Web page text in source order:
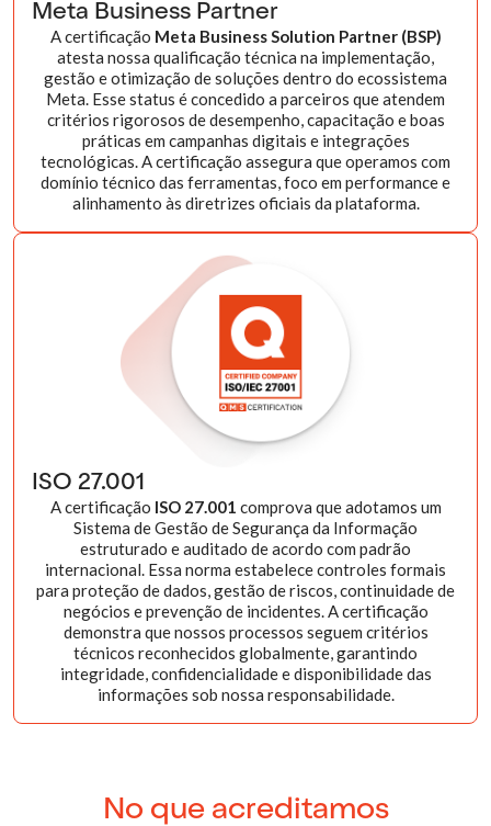
Meta Business Partner
A certificação Meta Business Solution Partner (BSP)
atesta nossa qualificação técnica na implementação,
gestão e otimização de soluções dentro do ecossistema
Meta. Esse status é concedido a parceiros que atendem
critérios rigorosos de desempenho, capacitação e boas
práticas em campanhas digitais e integrações
tecnológicas. A certificação assegura que operamos com
domínio técnico das ferramentas, foco em performance e
alinhamento às diretrizes oficiais da plataforma.
ISO 27.001
A certificação ISO 27.001 comprova que adotamos um
Sistema de Gestão de Segurança da Informação
estruturado e auditado de acordo com padrão
internacional. Essa norma estabelece controles formais
para proteção de dados, gestão de riscos, continuidade de
negócios e prevenção de incidentes. A certificação
demonstra que nossos processos seguem critérios
técnicos reconhecidos globalmente, garantindo
integridade, confidencialidade e disponibilidade das
informações sob nossa responsabilidade.
No que acreditamos